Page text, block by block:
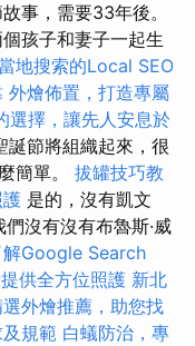
事，需要33年後。
孩子和妻子一起生
地搜索的Local SEO
外燴佈置，打造專屬
選擇，讓先人安息於
誕節將組織起來，很
簡單。 拔罐技巧教
是的，沒有凱文
沒有沒有布魯斯·威
解Google Search
供全方位照護 新北
外燴推薦，助您找
規範 白蟻防治，專